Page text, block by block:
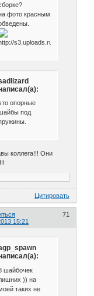
фото красным
опорные
под
коллега!!! Они
Цитировать
71
15:21
шайбочек
)) на
таких не